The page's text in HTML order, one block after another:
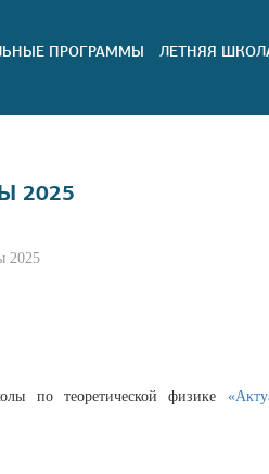
ПРОГРАММЫ ЛЕТНЯЯ
2025
2025
по теоретической физике